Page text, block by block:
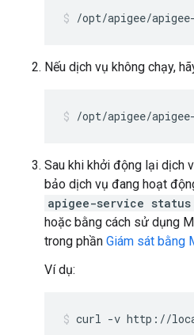
/opt/apigee/
Nếu dịch vụ không chạy,
/opt/apigee/
Sau khi khởi động lại dịch
bảo dịch vụ đang hoạt
apigee-service status
hoặc bằng cách sử dụng
trong phần Giám sát bằng
Ví dụ:
curl -v http://